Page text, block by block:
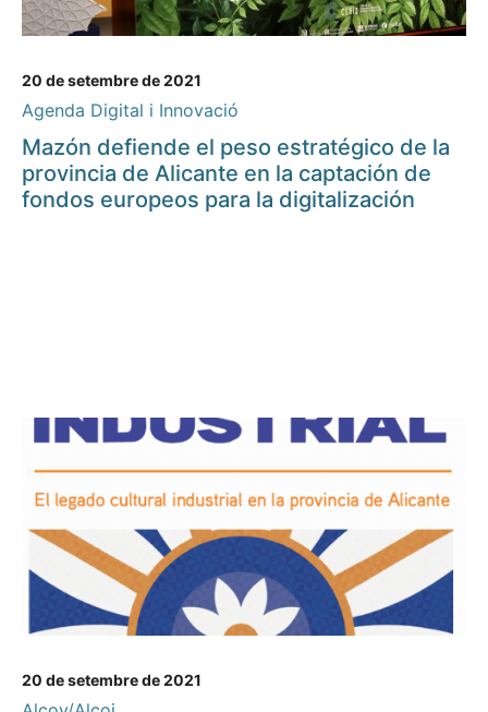
20 de setembre de 2021
Agenda Digital i Innovació
Mazón defiende el peso estratégico de la
provincia de Alicante en la captación de
fondos europeos para la digitalización
20 de setembre de 2021